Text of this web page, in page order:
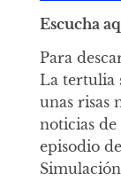
Escucha
Para
La tertulia
unas risas
noticias
episodio